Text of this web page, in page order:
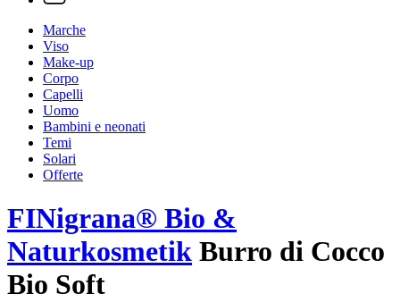
Marche
Viso
Make-up
Corpo
Capelli
Uomo
Bambini e neonati
Temi
Solari
Offerte
FINigrana® Bio &
Naturkosmetik Burro di Cocco
Bio Soft